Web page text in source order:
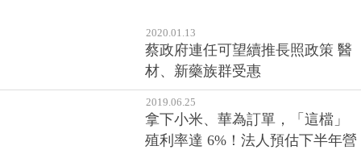
2020.01.13
蔡政府連任可望續推長照政策 醫
材、新藥族群受惠
2019.06.25
拿下小米、華為訂單，「這檔」
殖利率達 6%！法人預估下半年營